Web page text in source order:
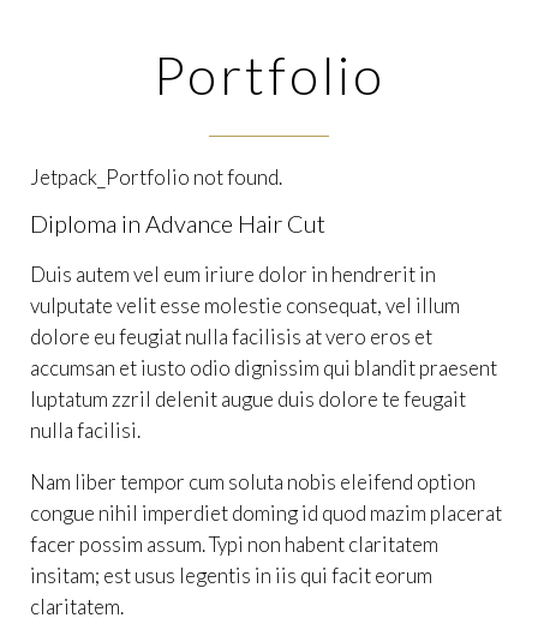
Portfolio
Jetpack_Portfolio not found.
Diploma in Advance Hair Cut
Duis autem vel eum iriure dolor in hendrerit in
vulputate velit esse molestie consequat, vel illum
dolore eu feugiat nulla facilisis at vero eros et
accumsan et iusto odio dignissim qui blandit praesent
luptatum zzril delenit augue duis dolore te feugait
nulla facilisi.
Nam liber tempor cum soluta nobis eleifend option
congue nihil imperdiet doming id quod mazim placerat
facer possim assum. Typi non habent claritatem
insitam; est usus legentis in iis qui facit eorum
claritatem.